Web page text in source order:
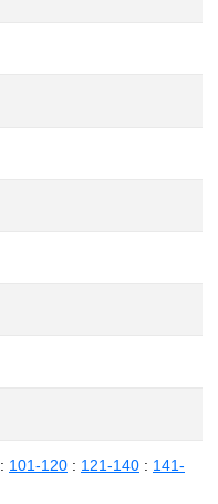
: 101-120 : 121-140 : 141-